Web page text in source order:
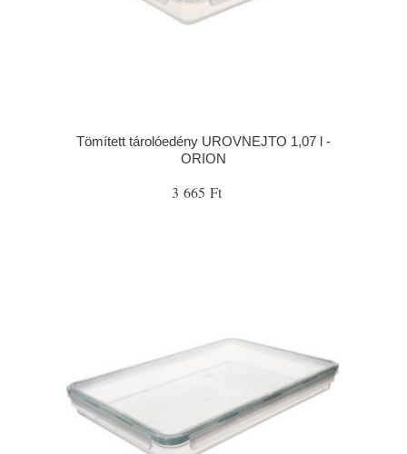
Tömített tárolóedény UROVNEJTO 1,07 l -
ORION
3 665 Ft